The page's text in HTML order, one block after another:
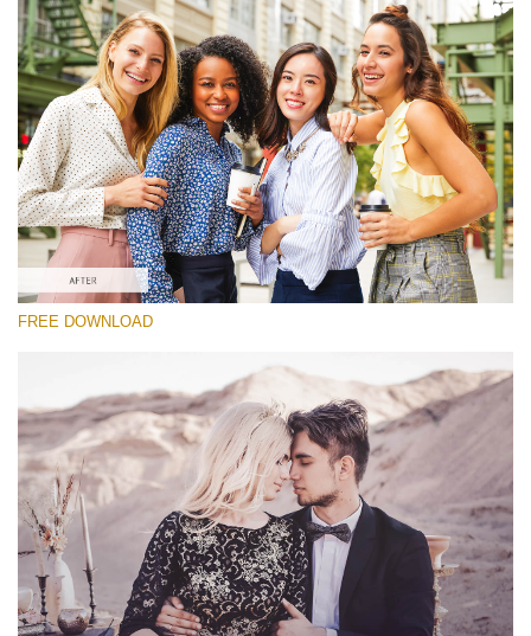
Free Pastel Preset #8
Vintage Love
(60 Lr Presets)
Luxe Wedding
(230 Lr Presets)
Must-Have Collection
(1432 Lr Presets)
無料ダウンロード
FREE DOWNLOAD